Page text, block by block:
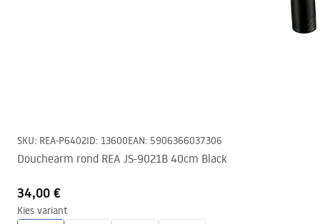
SKU: REA-P6402ID: 13600EAN: 5906366037306
Douchearm rond REA JS-9021B 40cm Black
34,00 €
Kies variant